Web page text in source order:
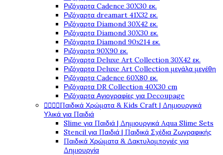
Ριζόχαρτα Cadence 30X30 εκ.
Ριζόχαρτα dreamart 41X32 εκ.
Ριζόχαρτα Diamond 30X42 εκ.
Ριζόχαρτα Diamond 30X30 εκ.
Ριζόχαρτα Diamond 90x214 εκ.
Ριζόχαρτα 90X90 εκ.
Ριζόχαρτα Deluxe Art Collection 30X42 εκ.
Ριζόχαρτα Deluxe Art Collection μεγάλα μεγέθη
Ριζόχαρτα Cadence 60X80 εκ.
Ριζόχαρτα DR Collection 40X30 cm
Ριζόχαρτα Αγιογραφίες για Decoupage
Παιδικά Χρώματα & Kids Craft | Δημιουργικά
Υλικά για Παιδιά
Slime για Παιδιά | Δημιουργικά Aqua Slime Sets
Stencil για Παιδιά | Παιδικά Σχέδια Ζωγραφικής
Παιδικά Χρώματα & Δακτυλομπογιές για
Δημιουργία